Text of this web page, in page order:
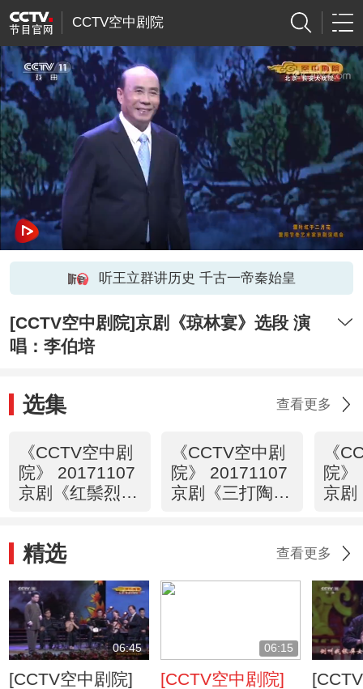
CCTV空中剧院
听王立群讲历史 千古一帝秦始皇
[CCTV空中剧院]京剧《琼林宴》选段 演
唱：李伯培
选集 查看更多
《CCTV空中剧
院》 20171107
京剧《红鬃烈
《CCTV空中剧
院》 20171107
京剧《三打陶三
《
院》
京剧
精选 查看更多
06:45
[CCTV空中剧院]
06:15
[CCTV空中剧院]